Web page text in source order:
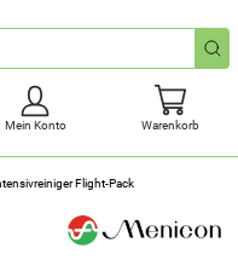
Mein Konto Warenkorb
Flight-Pack